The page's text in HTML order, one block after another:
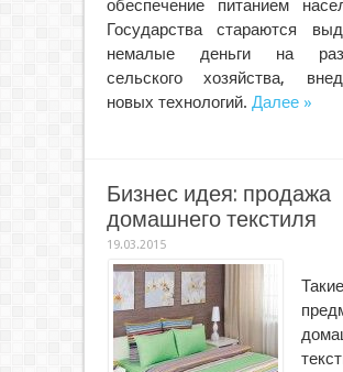
обеспечение питанием
Государства стараются
немалые деньги на
сельского хозяйства,
новых технологий. Далее »
Бизнес идея: продажа
домашнего текстиля
19.03.2015
Такие